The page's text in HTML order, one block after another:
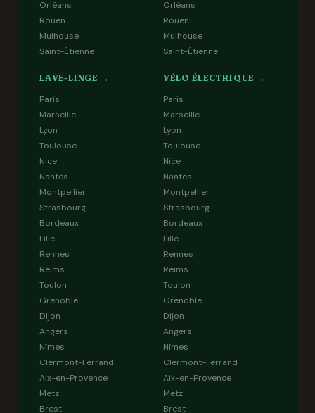
Orléans
Rouen
Mulhouse
Saint-Étienne
Orléans
Rouen
Mulhouse
Saint-Étienne
LAVE-LINGE →
Paris
Marseille
Lyon
Toulouse
Nice
Nantes
Montpellier
Strasbourg
Bordeaux
Lille
Rennes
Reims
Toulon
Grenoble
Dijon
Angers
Nîmes
Clermont-Ferrand
Aix-en-Provence
Metz
Brest
VÉLO ÉLECTRIQUE →
Paris
Marseille
Lyon
Toulouse
Nice
Nantes
Montpellier
Strasbourg
Bordeaux
Lille
Rennes
Reims
Toulon
Grenoble
Dijon
Angers
Nîmes
Clermont-Ferrand
Aix-en-Provence
Metz
Brest